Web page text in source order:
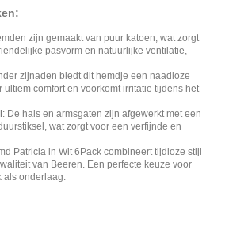
zijn gemaakt van puur katoen, wat zorgt
pasvorm en natuurlijke ventilatie,
zijnaden biedt dit hemdje een naadloze
ultiem comfort en voorkomt irritatie tijdens het
: De hals en armsgaten zijn afgewerkt met een
wat zorgt voor een verfijnde en
Patricia in Wit 6Pack combineert tijdloze stijl
van Beeren. Een perfecte keuze voor
als onderlaag.